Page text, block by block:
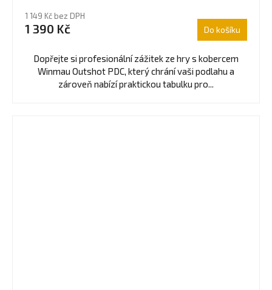
1 149 Kč bez DPH
1 390 Kč Do košíku
Dopřejte si profesionální zážitek ze hry s kobercem
Winmau Outshot PDC, který chrání vaši podlahu a
zároveň nabízí praktickou tabulku pro...